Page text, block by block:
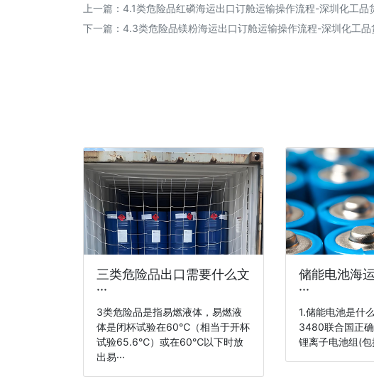
上一篇： 4.1类危险品红磷海运出口订舱运输操作流程-深圳化工品
下一篇： 4.3类危险品镁粉海运出口订舱运输操作流程-深圳化工品
三类危险品出口需要什么文
···
3类危险品是指易燃液体，易燃液
体是闭杯试验在60℃（相当于开杯
试验65.6℃）或在60℃以下时放
出易···
储能电池海
···
1.储能电池是什
3480联合国正
锂离子电池组(包